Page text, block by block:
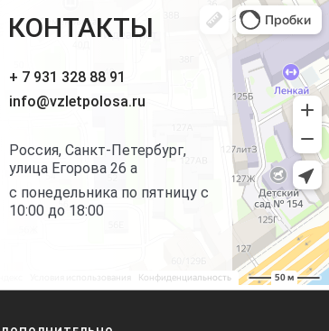
КОНТАКТЫ
+ 7 931 328 88 91
info@vzletpolosa.ru
Россия, Санкт-Петербург,
улица Егорова 26 а
с понедельника по пятницу с
10:00 до 18:00